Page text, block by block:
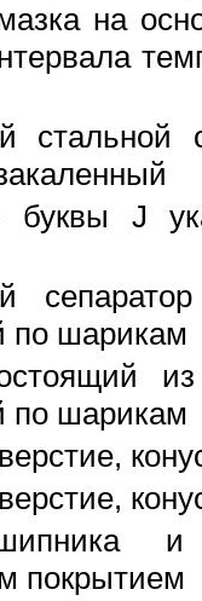
на
стальной
J
по шарикам
по шарикам
покрытием